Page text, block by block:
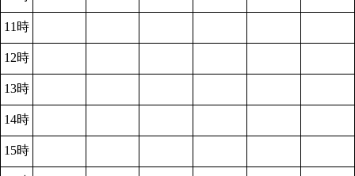
11時
12時
13時
14時
15時